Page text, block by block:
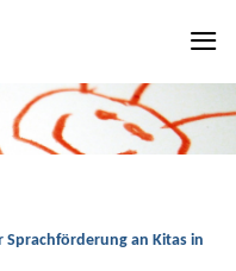
Sprachförderung an Kitas in